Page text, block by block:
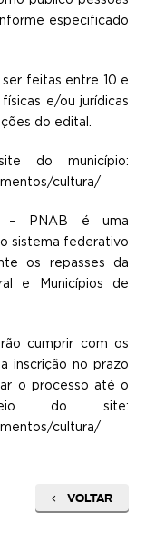
especificado
feitas entre 10 e
e/ou jurídicas
do edital.
do município:
cultura/
– PNAB é uma
sistema federativo
os repasses da
e Municípios de
cumprir com os
inscrição no prazo
o processo até o
do site:
cultura/
VOLTAR